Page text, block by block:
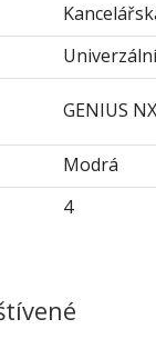
Univerzální
GENIUS
Modrá
4